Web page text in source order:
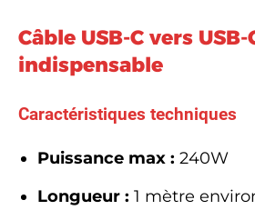
Câble USB-C vers
indispensable
Caractéristiques techniques
Puissance max : 240W
Longueur : 1 mètre